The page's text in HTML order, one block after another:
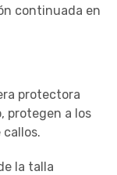
continuada en
protectora
protegen a los
callos.
la talla